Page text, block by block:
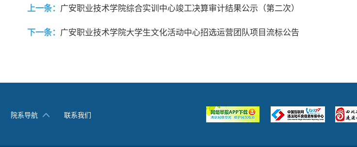
上一条： 广安职业技术学院综合实训中心竣工决算审计结果公示（第二次）
下一条： 广安职业技术学院大学生文化活动中心招选运营团队项目流标公告
院系导航 联系我们